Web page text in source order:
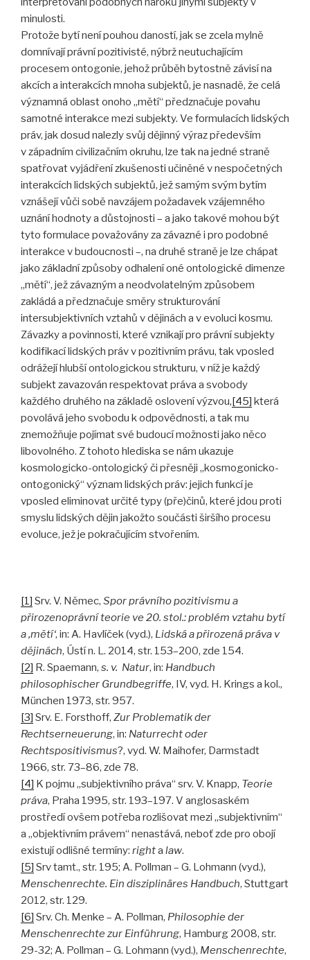
minulosti.
Protože bytí není pouhou daností, jak se zcela mylně
domnívají právní pozitivisté, nýbrž neutuchajícím
procesem ontogonie, jehož průběh bytostně závisí na
akcích a interakcích mnoha subjektů, je nasnadě, že celá
významná oblast onoho „mětí“ předznačuje povahu
samotné interakce mezi subjekty. Ve formulacích lidských
práv, jak dosud nalezly svůj dějinný výraz především
v západním civilizačním okruhu, lze tak na jedné straně
spatřovat vyjádření zkušenosti učiněné v nespočetných
interakcích lidských subjektů, jež samým svým bytím
vznášejí vůči sobě navzájem požadavek vzájemného
uznání hodnoty a důstojnosti – a jako takové mohou být
tyto formulace považovány za závazné i pro podobné
interakce v budoucnosti –, na druhé straně je lze chápat
jako základní způsoby odhalení oné ontologické dimenze
„mětí“, jež závazným a neodvolatelným způsobem
zakládá a předznačuje směry strukturování
intersubjektivních vztahů v dějinách a v evoluci kosmu.
Závazky a povinnosti, které vznikají pro právní subjekty
kodifikací lidských práv v pozitivním právu, tak vposled
odrážejí hlubší ontologickou strukturu, v níž je každý
subjekt zavazován respektovat práva a svobody
každého druhého na základě oslovení výzvou,[45] která
povolává jeho svobodu k odpovědnosti, a tak mu
znemožňuje pojímat své budoucí možnosti jako něco
libovolného. Z tohoto hlediska se nám ukazuje
kosmologicko-ontologický či přesněji „kosmogonicko-
ontogonický“ význam lidských práv: jejich funkcí je
vposled eliminovat určité typy (pře)činů, které jdou proti
smyslu lidských dějin jakožto součásti širšího procesu
evoluce, jež je pokračujícím stvořením.
[1] Srv. V. Němec, Spor právního pozitivismu a
přirozenoprávní teorie ve 20. stol.: problém vztahu bytí
a ‚mětí‘, in: A. Havlíček (vyd.), Lidská a přirozená práva v
dějinách, Ústí n. L. 2014, str. 153–200, zde 154.
[2] R. Spaemann, s. v. Natur, in: Handbuch
philosophischer Grundbegriffe, IV, vyd. H. Krings a kol.,
München 1973, str. 957.
[3] Srv. E. Forsthoff, Zur Problematik der
Rechtserneuerung, in: Naturrecht oder
Rechtspositivismus?, vyd. W. Maihofer, Darmstadt
1966, str. 73–86, zde 78.
[4] K pojmu „subjektivního práva“ srv. V. Knapp, Teorie
práva, Praha 1995, str. 193–197. V anglosaském
prostředí ovšem potřeba rozlišovat mezi „subjektivním“
a „objektivním právem“ nenastává, neboť zde pro obojí
existují odlišné termíny: righta law.
[5] Srv tamt., str. 195; A. Pollman – G. Lohmann (vyd.),
Menschenrechte. Ein disziplinäres Handbuch, Stuttgart
2012, str. 129.
[6] Srv. Ch. Menke – A. Pollman, Philosophie der
Menschenrechte zur Einführung, Hamburg 2008, str.
29-32; A. Pollman – G. Lohmann (vyd.), Menschenrechte,